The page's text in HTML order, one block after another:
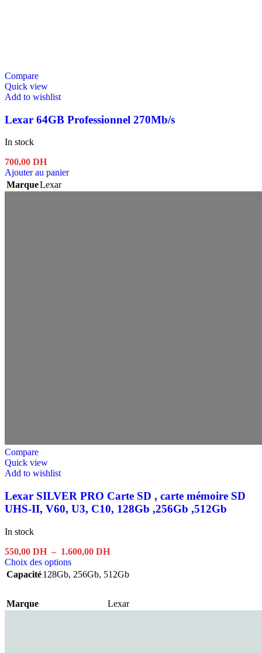
Compare
Quick view
Add to wishlist
Lexar 64GB Professionnel 270Mb/s
In stock
700,00 DH
Ajouter au panier
MarqueLexar
Compare
Quick view
Add to wishlist
Lexar SILVER PRO Carte SD , carte mémoire SD
UHS-II, V60, U3, C10, 128Gb ,256Gb ,512Gb
In stock
550,00 DH – 1.600,00 DHPlage
prix :
1.600,00 DH
Choix des optionsCe
produit
variations.
Capacité128Gb, 256Gb, 512Gb
Marque Lexar